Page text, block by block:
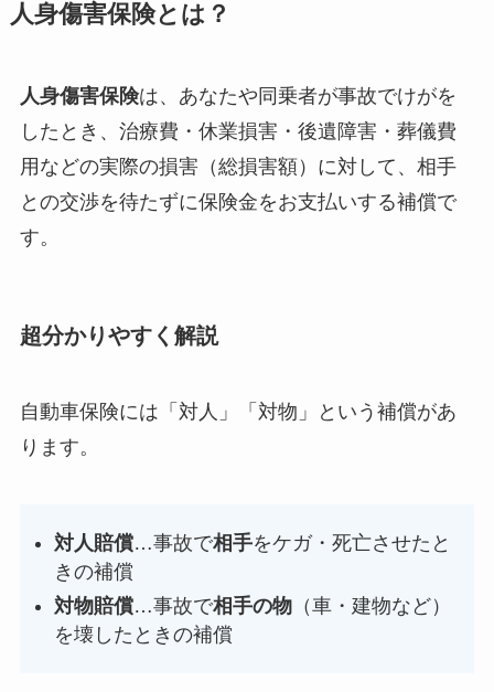
人身傷害保険とは？
人身傷害保険は、あなたや同乗者が事故でけがを
したとき、治療費・休業損害・後遺障害・葬儀費
用などの実際の損害（総損害額）に対して、相手
との交渉を待たずに保険金をお支払いする補償で
す。
超分かりやすく解説
自動車保険には「対人」「対物」という補償があ
ります。
対人賠償…事故で相手をケガ・死亡させたと
きの補償
対物賠償…事故で相手の物 （車・建物など）
を壊したときの補償